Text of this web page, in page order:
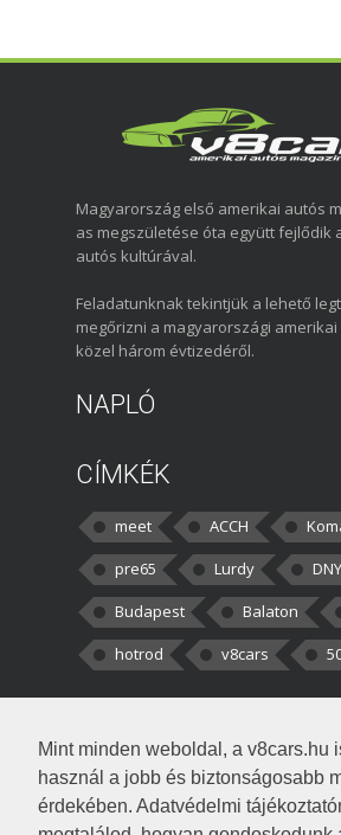
Mint minden weboldal, a v8cars.hu
használ a jobb és biztonságosabb
érdekében. Adatvédelmi
Magyarország első amerikai autós
as megszületése óta együtt fejlődik
autós kultúrával.
Feladatunknak tekintjük a lehető
megőrizni a magyarországi
közel három évtizedéről.
NAPLÓ
CÍMKÉK
meet ACCH
pre65
Lurdy
DNY
Budapest
Balaton
hotrod
v8cars
kortisz:Elszúrtam! Én
darabbaal számoltam. Nem tudtam,